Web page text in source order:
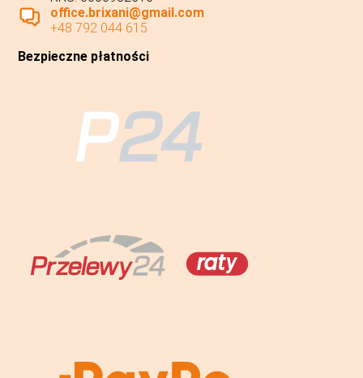
office.brixani@gmail.com
+48 792 044 615
Bezpieczne płatności